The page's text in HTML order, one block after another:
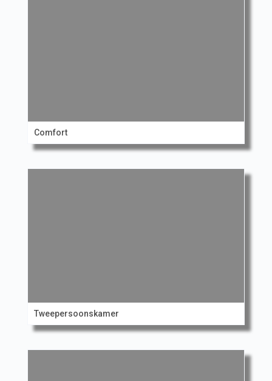
Comfort
Tweepersoonskamer